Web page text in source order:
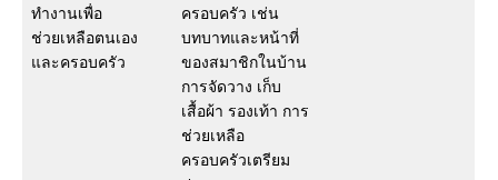
ทำงานเพื่อ
ช่วยเหลือตนเอง
และครอบครัว
ครอบครัว เช่น
บทบาทและหน้าที่
ของสมาชิกในบ้าน
การจัดวาง เก็บ
เสื้อผ้า รองเท้า การ
ช่วยเหลือ
ครอบครัวเตรียม